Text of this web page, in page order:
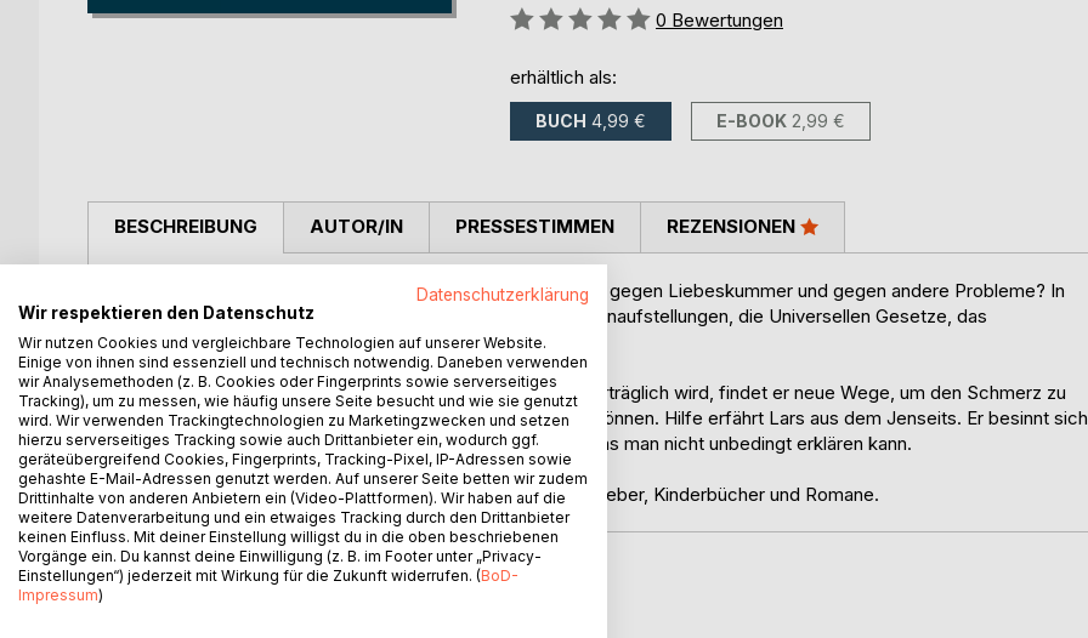
Bewertung::
0 Bewertungen
erhältlich als:
BUCH 4,99 € E-BOOK 2,99 €
BESCHREIBUNG
Wie helfen universelle Gesetze und Familienaufstellungen gegen Liebeskummer und gegen andere Probleme? In
Form einer Geschichte erklärt Christel Oostendorp Familienaufstellungen, die Universellen Gesetze, das
morphogenetische Feld und Orbs.
Lars und Lena trennen sich. Als der Schmerz für Lars unerträglich wird, findet er neue Wege, um den Schmerz zu
überwinden und um seine Beziehung eventuell retten zu können. Hilfe erfährt Lars aus dem Jenseits. Er besinnt sich
darauf, dass es zwischen Himmel und Erde etwas gibt, was man nicht unbedingt erklären kann.
Christel Oostendorp schreibt auch unter Pseudonym Ratgeber, Kinderbücher und Romane.
AUTOR/IN PRESSESTIMMEN REZENSIONEN
WEITERE TITEL BEI
Datenschutzerklärung
Wir respektieren den Datenschutz
Wir nutzen Cookies und vergleichbare Technologien auf unserer Website.
Einige von ihnen sind essenziell und technisch notwendig. Daneben verwenden
wir Analysemethoden (z. B. Cookies oder Fingerprints sowie serverseitiges
Tracking), um zu messen, wie häufig unsere Seite besucht und wie sie genutzt
wird. Wir verwenden Trackingtechnologien zu Marketingzwecken und setzen
hierzu serverseitiges Tracking sowie auch Drittanbieter ein, wodurch ggf.
geräteübergreifend Cookies, Fingerprints, Tracking-Pixel, IP-Adressen sowie
gehashte E-Mail-Adressen genutzt werden. Auf unserer Seite betten wir zudem
Drittinhalte von anderen Anbietern ein (Video-Plattformen). Wir haben auf die
weitere Datenverarbeitung und ein etwaiges Tracking durch den Drittanbieter
keinen Einfluss. Mit deiner Einstellung willigst du in die oben beschriebenen
Vorgänge ein. Du kannst deine Einwilligung (z. B. im Footer unter „Privacy-
Einstellungen“) jederzeit mit Wirkung für die Zukunft widerrufen. (BoD-
Impressum)